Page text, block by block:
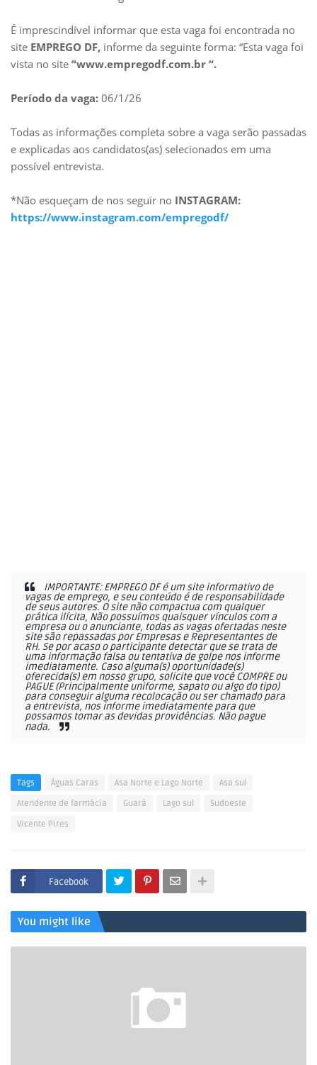
É imprescindível informar que esta vaga foi encontrada no
site EMPREGO DF, informe da seguinte forma: “Esta vaga foi
vista no site “www.empregodf.com.br “.
Período da vaga: 06/1/26
Todas as informações completa sobre a vaga serão passadas
e explicadas aos candidatos(as) selecionados em uma
possível entrevista.
*Não esqueçam de nos seguir no INSTAGRAM:
https://www.instagram.com/empregodf/
IMPORTANTE: EMPREGO DF é um site informativo de
vagas de emprego, e seu conteúdo é de responsabilidade
de seus autores. O site não compactua com qualquer
prática ilícita, Não possuímos quaisquer vínculos com a
empresa ou o anunciante, todas as vagas ofertadas neste
site são repassadas por Empresas e Representantes de
RH. Se por acaso o participante detectar que se trata de
uma informação falsa ou tentativa de golpe nos informe
imediatamente. Caso alguma(s) oportunidade(s)
oferecida(s) em nosso grupo, solicite que você COMPRE ou
PAGUE (Principalmente uniforme, sapato ou algo do tipo)
para conseguir alguma recolocação ou ser chamado para
a entrevista, nos informe imediatamente para que
possamos tomar as devidas providências. Não pague
nada.
Tags Águas Caras Asa Norte e Lago Norte
Asa sul
Atendente de farmácia
Guará Lago sul
Sudoeste
Vicente Pires
Facebook
You might like